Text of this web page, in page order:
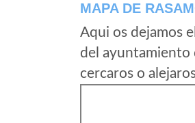
MAPA DE
Aqui os dejamos
del ayuntamiento
cercaros o